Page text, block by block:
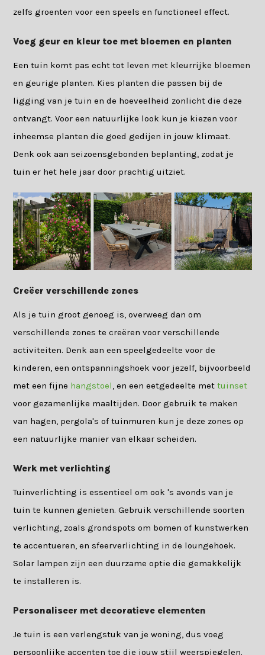
zelfs groenten voor een speels en functioneel effect.
Voeg geur en kleur toe met bloemen en planten
Een tuin komt pas echt tot leven met kleurrijke bloemen
en geurige planten. Kies planten die passen bij de
ligging van je tuin en de hoeveelheid zonlicht die deze
ontvangt. Voor een natuurlijke look kun je kiezen voor
inheemse planten die goed gedijen in jouw klimaat.
Denk ook aan seizoensgebonden beplanting, zodat je
tuin er het hele jaar door prachtig uitziet.
Creëer verschillende zones
Als je tuin groot genoeg is, overweeg dan om
verschillende zones te creëren voor verschillende
activiteiten. Denk aan een speelgedeelte voor de
kinderen, een ontspanningshoek voor jezelf, bijvoorbeeld
met een fijne hangstoel , en een eetgedeelte mettuinset
voor gezamenlijke maaltijden. Door gebruik te maken
van hagen, pergola's of tuinmuren kun je deze zones op
een natuurlijke manier van elkaar scheiden.
Werk met verlichting
Tuinverlichting is essentieel om ook 's avonds van je
tuin te kunnen genieten. Gebruik verschillende soorten
verlichting, zoals grondspots om bomen of kunstwerken
te accentueren, en sfeerverlichting in de loungehoek.
Solar lampen zijn een duurzame optie die gemakkelijk
te installeren is.
Personaliseer met decoratieve elementen
Je tuin is een verlengstuk van je woning, dus voeg
persoonlijke accenten toe die jouw stijl weerspiegelen.